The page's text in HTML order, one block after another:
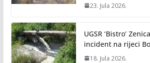
23. Jula 2026.
UGSR ‘Bistro’
incident na rijeci
18. Jula 2026.